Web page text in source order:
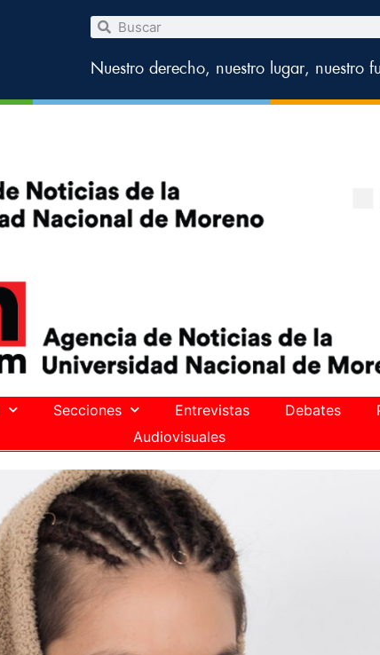
Nuestro derecho, nuestro lugar, nuestro
Secciones Entrevistas Debates
Audiovisuales